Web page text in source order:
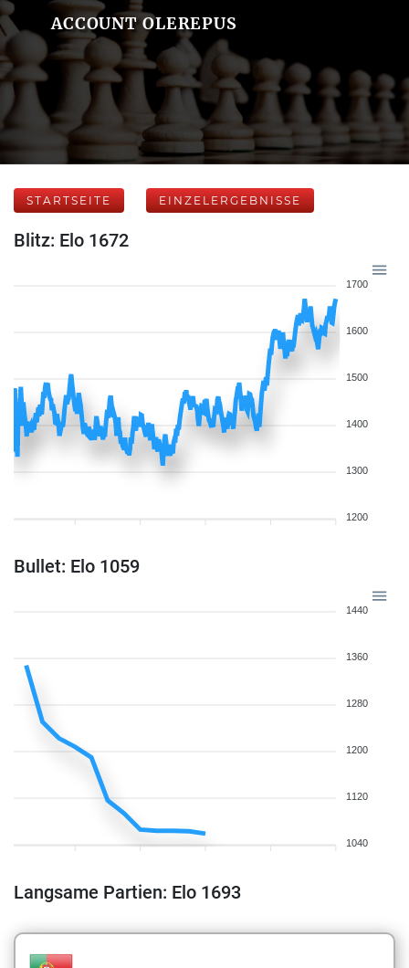
ACCOUNT OLEREPUS
STARTSEITE EINZELERGEBNISSE
Blitz: Elo 1672
1700
1600
1500
1400
1300
1200
Bullet: Elo 1059
1440
1360
1280
1200
1120
1040
Langsame Partien: Elo 1693